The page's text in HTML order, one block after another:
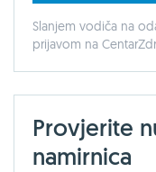
Slanjem vodiča na
prijavom na
Provjerite
namirnica